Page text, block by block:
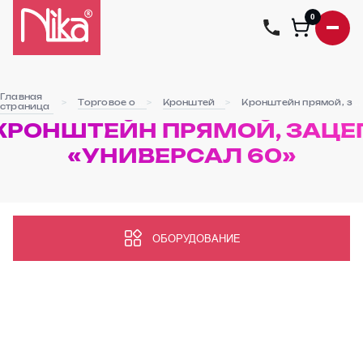
0
Главная
страница
Торговое оборудование Кронштейны навесные Кронштейн прямой, зацеп «Универсал 60»
ПРЯМОЙ,
«УНИВЕРСАЛ 60»
ОБОРУДОВАНИЕ